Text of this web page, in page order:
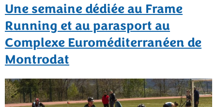
Une semaine dédiée au Frame
Running et au parasport au
Complexe Euroméditerranéen de
Montrodat